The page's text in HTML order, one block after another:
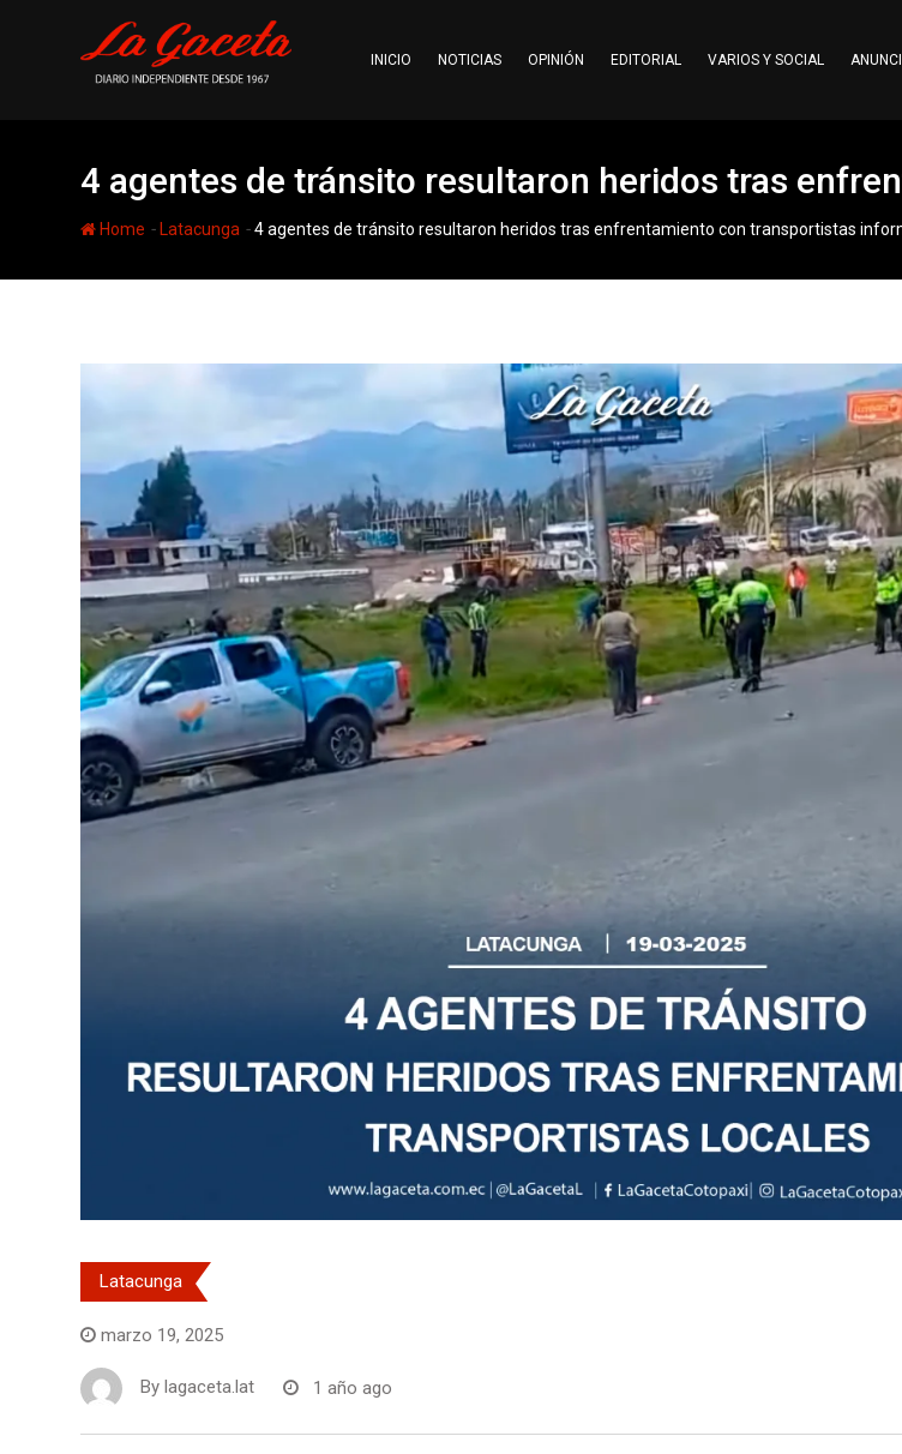
INICIO NOTICIAS OPINIÓN EDITORIAL VARIOS Y SOCIAL
4 agentes de tránsito resultaron heridos tras
Home - Latacunga -4 agentes de tránsito resultaron heridos tras enfrentamiento con transportistas
Latacunga
marzo 19, 2025
By lagaceta.lat 1 año ago